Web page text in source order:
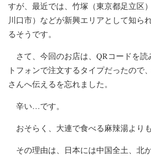
すが、最近では、竹塚（東京都足立区
川口市）などが新興エリアとして知ら
るそうです。
さて、今回のお店は、QRコードを読
トフォンで注文するタイプだったので
さんへ伝えるを忘れました。
辛い…です。
おそらく、大連で食べる麻辣湯よりも
その理由は、日本には中国全土、北